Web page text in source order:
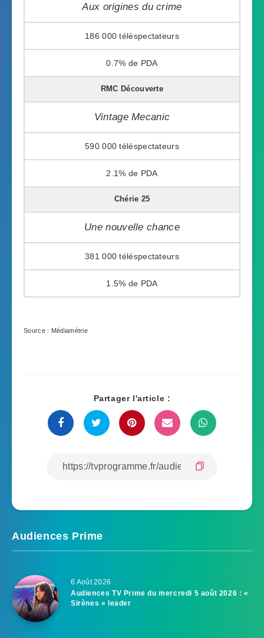
Aux origines du crime
186 000
0.7%
RMC Découverte
Vintage Mecanic
590 000
2.1%
Chérie 25
Une nouvelle chance
381 000
1.5%
Source : Médiamétrie
Partager l'article :
Audiences Prime
6 Août 2026
Audiences TV Prime du mercredi 5 août 2026 : «
Sirènes » leader